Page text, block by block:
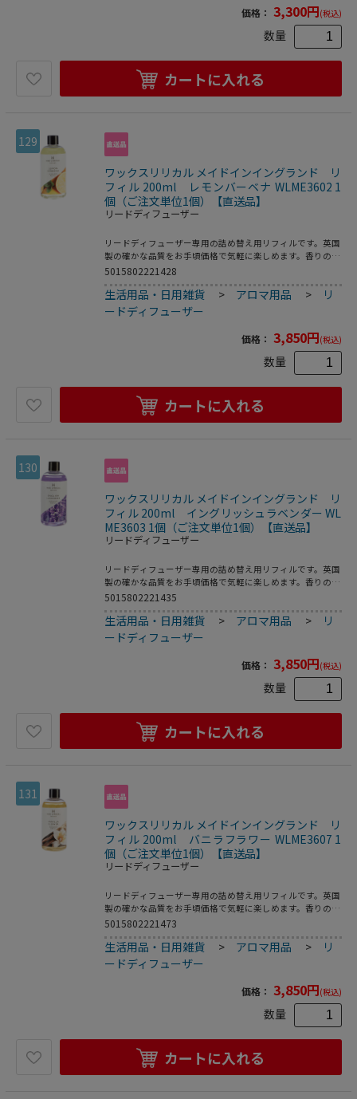
価格： 3,300円(税込)
数量
カートに入れる
129
ワックスリリカル メイドインイングランド リ
フィル 200ml レモンバーベナ WLME3602 1
個（ご注文単位1個）【直送品】
リードディフューザー
リードディフューザー専用の詰め替え用リフィルです。英国
製の確かな品質をお手頃価格で気軽に楽しめます。香りの広
がりも良く、最後までお楽しみいただけます。レモンのよう
香りが爽やかです。●芳香期間：約16週間
5015802221428
生活用品・日用雑貨 > アロマ用品 >
リ
ードディフューザー
価格： 3,850円(税込)
数量
カートに入れる
130
ワックスリリカル メイドインイングランド リ
フィル 200ml イングリッシュラベンダー WL
ME3603 1個（ご注文単位1個）【直送品】
リードディフューザー
リードディフューザー専用の詰め替え用リフィルです。英国
製の確かな品質をお手頃価格で気軽に楽しめます。香りの広
がりも良く、最後までお楽しみいただけます。ラベンダーに
カもほのかに香るスッキリとしたブレンドです。●芳香期
間：約16週間
5015802221435
生活用品・日用雑貨 > アロマ用品 >
リ
ードディフューザー
価格： 3,850円(税込)
数量
カートに入れる
131
ワックスリリカル メイドインイングランド リ
フィル 200ml バニラフラワー WLME3607 1
個（ご注文単位1個）【直送品】
リードディフューザー
リードディフューザー専用の詰め替え用リフィルです。英国
製の確かな品質をお手頃価格で気軽に楽しめます。香りの広
がりも良く、最後までお楽しみいただけます。甘いバニラ
りが、豊かな気分にしてくれる香りです。●芳香期間：約16
週間
5015802221473
生活用品・日用雑貨 > アロマ用品 >
リ
ードディフューザー
価格： 3,850円(税込)
数量
カートに入れる